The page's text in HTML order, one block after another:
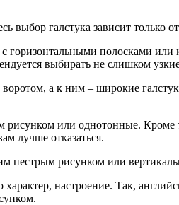
галстука зависит только
полосками или
выбирать не слишком
а к ним – широкие
или однотонные. Кроме
лучше отказаться.
пестрым рисунком или
настроение. Так,